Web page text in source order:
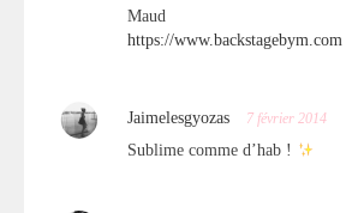
Maud
https://www.backstagebym.com
Jaimelesgyozas 7 février 2014
Sublime comme d’hab !